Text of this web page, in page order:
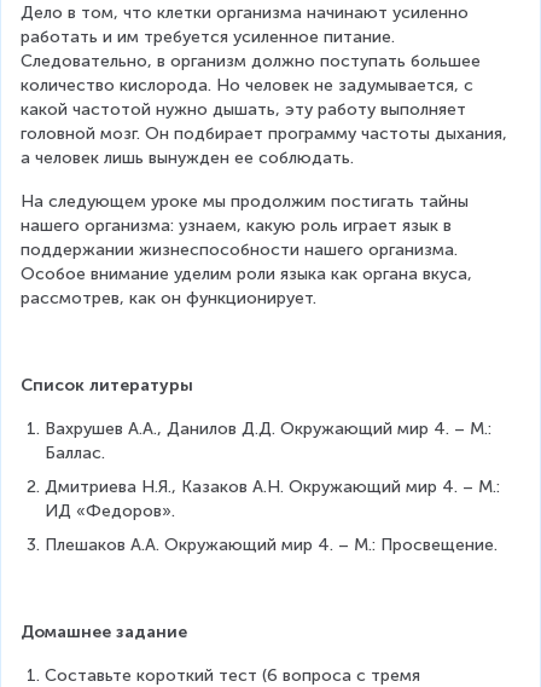
Дело в том, что клетки организма начинают усиленно
работать и им требуется усиленное питание.
Следовательно, в организм должно поступать большее
количество кислорода. Но человек не задумывается, с
какой частотой нужно дышать, эту работу выполняет
головной мозг. Он подбирает программу частоты дыхания,
а человек лишь вынужден ее соблюдать.
На следующем уроке мы продолжим постигать тайны
нашего организма: узнаем, какую роль играет язык в
поддержании жизнеспособности нашего организма.
Особое внимание уделим роли языка как органа вкуса,
рассмотрев, как он функционирует.
Список литературы
Вахрушев А.А., Данилов Д.Д. Окружающий мир 4. – М.:
Баллас.
Дмитриева Н.Я., Казаков А.Н. Окружающий мир 4. – М.:
ИД «Федоров».
Плешаков А.А. Окружающий мир 4. – М.: Просвещение.
Домашнее задание
Составьте короткий тест (6 вопроса с тремя